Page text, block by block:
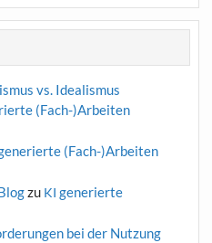
vs. Idealismus
(Fach-)Arbeiten
(Fach-)Arbeiten
zu KI generierte
bei der Nutzung